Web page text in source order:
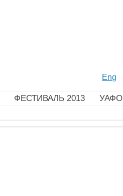
Eng
ФЕСТИВАЛЬ 2013 УАФО